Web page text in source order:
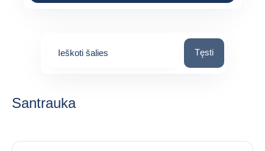
Ieškoti šalies Ieškoti šalies
Tęsti
Santrauka